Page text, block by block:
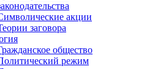
акции
заговора
общество
режим